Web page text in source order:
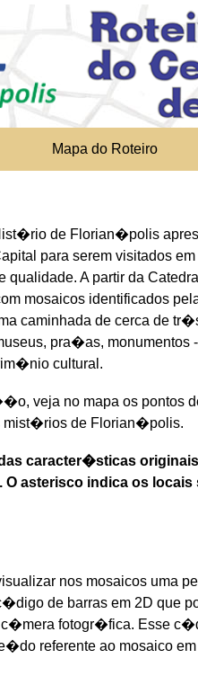
Mapa do Roteiro
de Florian�polis
para serem visitados em
A partir da
mosaicos identificados
caminhada de cerca de
pra�as, monumentos
cultural.
veja no mapa os pontos
mist�rios de Florian�polis.
caracter�sticas
asterisco indica os locais
nos mosaicos uma
de barras em 2D que
c�mera fotogr�fica. Esse
referente ao mosaico em